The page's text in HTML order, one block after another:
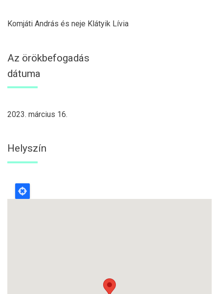
Komjáti András és neje Klátyik Lívia
Az örökbefogadás
dátuma
2023. március 16.
Helyszín